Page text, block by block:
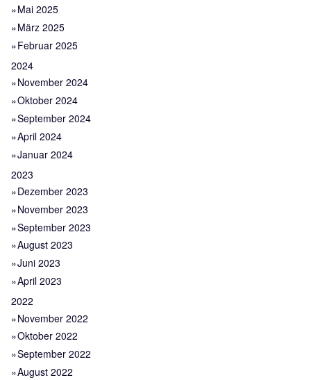
Mai 2025
März 2025
Februar 2025
2024
November 2024
Oktober 2024
September 2024
April 2024
Januar 2024
2023
Dezember 2023
November 2023
September 2023
August 2023
Juni 2023
April 2023
2022
November 2022
Oktober 2022
September 2022
August 2022